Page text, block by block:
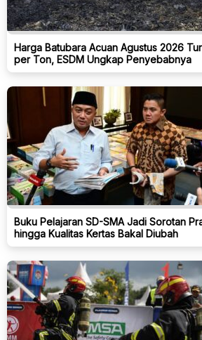
Harga Batubara Acuan Agustus 2026
per Ton, ESDM Ungkap Penyebabnya
Buku Pelajaran SD-SMA Jadi Sorotan
hingga Kualitas Kertas Bakal Diubah